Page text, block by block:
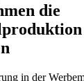
die
in der